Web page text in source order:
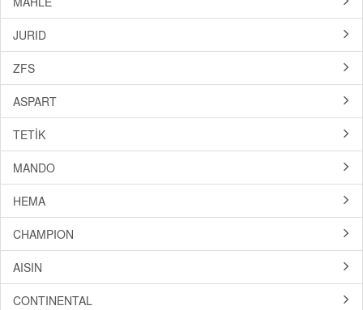
JURID
ZFS
ASPART
TETİK
MANDO
HEMA
CHAMPION
AISIN
CONTINENTAL